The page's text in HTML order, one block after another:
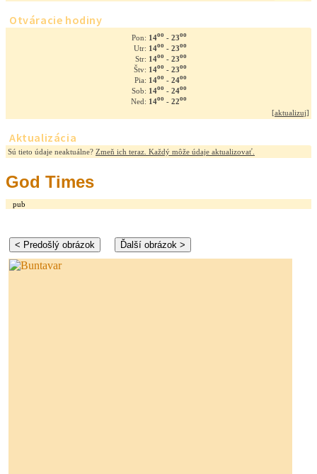
Otváracie hodiny
Pon: 14oo- 23oo
Utr: 14oo- 23oo
Str: 14oo- 23oo
Štv: 14oo- 23oo
Pia: 14oo- 24oo
Sob: 14oo- 24oo
Ned: 14oo- 22oo
[aktualizuj]
Aktualizácia
Sú tieto údaje neaktuálne? Zmeň ich teraz. Každý môže údaje aktualizovať.
God Times
pub